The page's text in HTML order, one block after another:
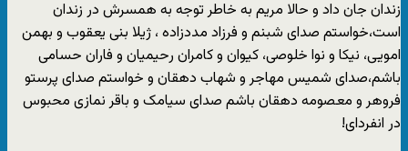
زندان جان داد و حالا مریم به خاطر توجه به همسرش در زندان
است،خواستم صدای شبنم و فرزاد مددزاده ، ژیلا بنی یعقوب و بهمن
امویی، نیکا و نوا خلوصی، کیوان و کامران رحیمیان و فاران حسامی
باشم،صدای شمیس مهاجر و شهاب دهقان و خواستم صدای پرستو
فروهر و معصومه دهقان باشم صدای سیامک و باقر نمازی محبوس
در انفردای!